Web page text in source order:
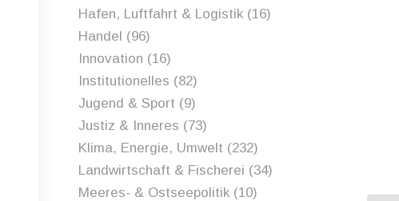
Hafen, Luftfahrt & Logistik(16)
Handel (96)
Innovation (16)
Institutionelles (82)
Jugend & Sport (9)
Justiz & Inneres (73)
Klima, Energie, Umwelt (232)
Landwirtschaft & Fischerei (34)
Meeres- & Ostseepolitik(10)